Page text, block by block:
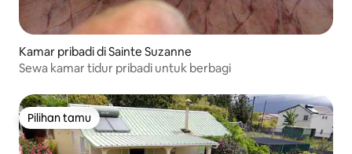
Kamar pribadi di Sainte Suzanne
Sewa kamar tidur pribadi untuk berbagi
Pilihan tamu
Pilihan tamu